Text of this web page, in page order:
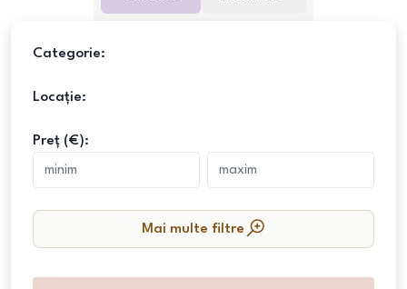
Categorie:
Locație:
Preț (€):
Mai multe filtre